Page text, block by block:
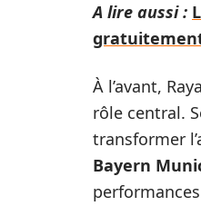
A lire aussi :
À l’avant,
rôle central.
transformer
Bayern